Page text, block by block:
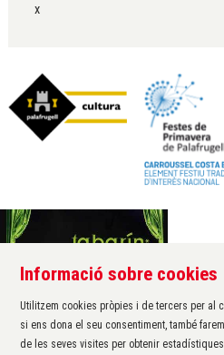
x
Àrea de cultura de l'Ajuntament
Carrer Santa Margarida, 1
17200 Palafrugell
972 611 172 ·
cultura@palafrugell.cat
Informació sobre cookies
Utilitzem cookies pròpies i de tercers per al
si ens dona el seu consentiment, també
de les seves visites per obtenir